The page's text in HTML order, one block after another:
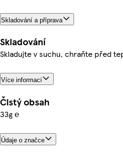
Skladování a příprava
Skladování
Skladujte v suchu, chraňte před
Více informací
Čistý obsah
33g ℮
Údaje o značce